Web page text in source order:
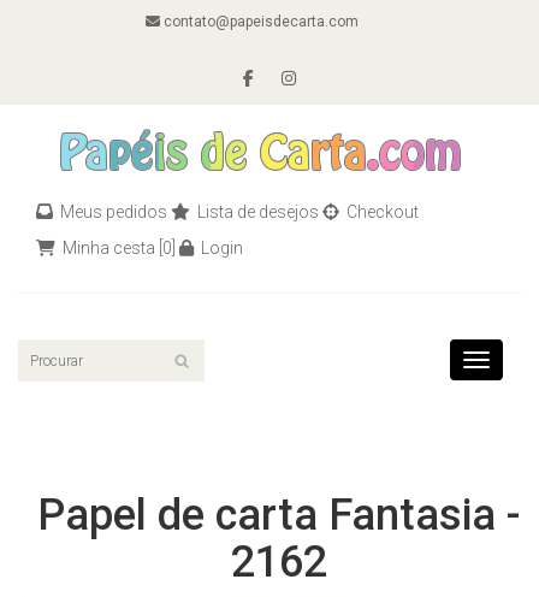
contato@papeisdecarta.com
Meus pedidos Lista de desejos
Checkout
Minha cesta [0] Login
Toggle
Papel de carta Fantasia -
2162